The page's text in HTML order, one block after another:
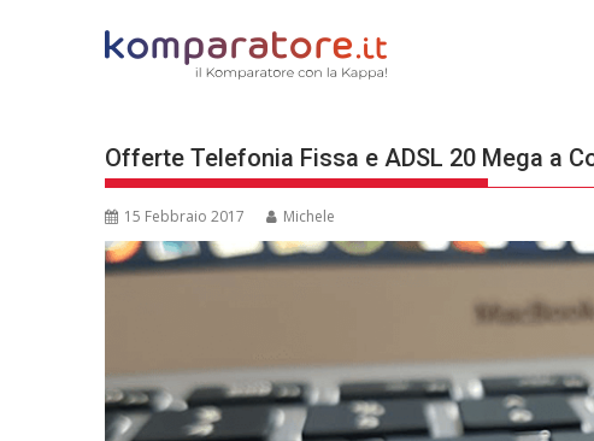
Offerte Telefonia Fissa e ADSL 20 Mega a
15 Febbraio 2017 Michele